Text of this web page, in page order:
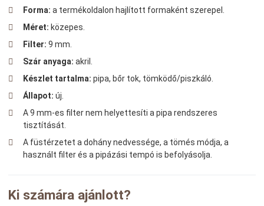
Forma: a termékoldalon hajlított formaként szerepel.
Méret: közepes.
Filter: 9 mm.
Szár anyaga: akril.
Készlet tartalma: pipa, bőr tok, tömködő/piszkáló.
Állapot: új.
A 9 mm-es filter nem helyettesíti a pipa rendszeres
tisztítását.
A füstérzetet a dohány nedvessége, a tömés módja, a
használt filter és a pipázási tempó is befolyásolja.
Ki számára ajánlott?